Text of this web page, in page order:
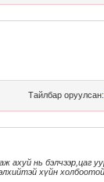
Тайлбар оруулсан:
ахуй нь бэлчээр,цаг
хүйн холбоотой.